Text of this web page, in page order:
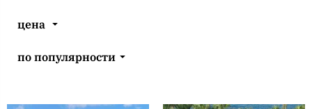
цена
по популярности